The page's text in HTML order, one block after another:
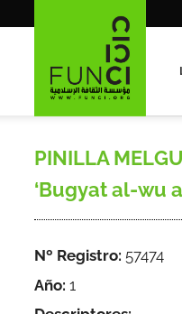
PINILLA
‘Bugyat al-wu
Nº Registro: 57474
Año: 1